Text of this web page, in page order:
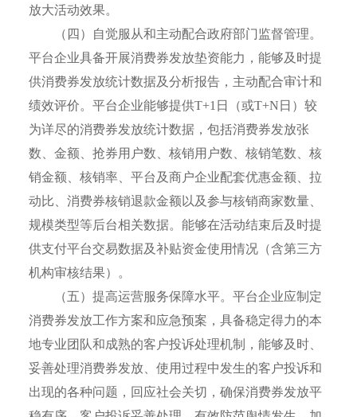
放大活动效果。
（四）自觉服从和主动配合政府部门监督管理。
平台企业具备开展消费券发放垫资能力，能够及时提
供消费券发放统计数据及分析报告，主动配合审计和
绩效评价。平台企业能够提供T+1日（或T+N日）较
为详尽的消费券发放统计数据，包括消费券发放张
数、金额、抢券用户数、核销用户数、核销笔数、核
销金额、核销率、平台及商户企业配套优惠金额、拉
动比、消费券核销退款金额以及参与核销商家数量、
规模类型等后台相关数据。能够在活动结束后及时提
供支付平台交易数据及补贴资金使用情况（含第三方
机构审核结果）。
（五）提高运营服务保障水平。平台企业应制定
消费券发放工作方案和应急预案，具备稳定得力的本
地专业团队和成熟的客户投诉处理机制，能够及时、
妥善处理消费券发放、使用过程中发生的客户投诉和
出现的各种问题，回应社会关切，确保消费券发放平